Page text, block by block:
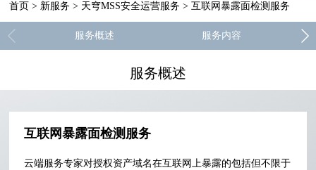
首页 > 新服务 > 天穹MSS安全运营服务 >互联网暴露面检测服务
服务概述 服务内容
服务概述
互联网暴露面检测服务
云端服务专家对授权资产域名在互联网上暴露的包括但不限于